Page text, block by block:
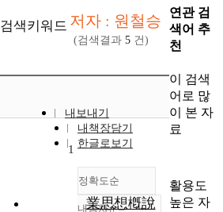
검색키워드 저자 : 원철승
(검색결과 5 건)
내보내기
내책장담기
한글로보기
정확도순
내림차순
1
業思想槪說
연관 검
색어 추
천
이 검색
어로 많
이 본 자
료
활용도
높은 자